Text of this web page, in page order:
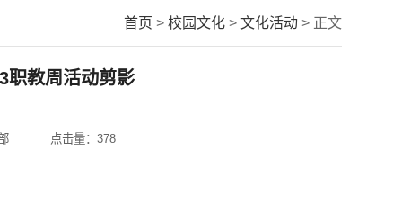
首页 > 校园文化> 文化活动> 正文
职教周活动剪影
点击量：378